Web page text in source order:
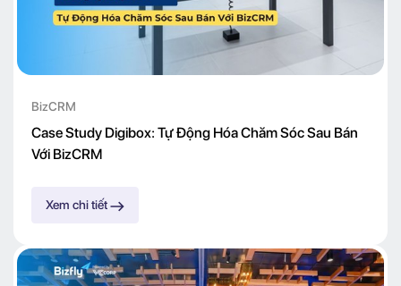
BizCRM
Case Study Digibox: Tự Động Hóa Chăm Sóc Sau Bán
Với BizCRM
Xem chi tiết